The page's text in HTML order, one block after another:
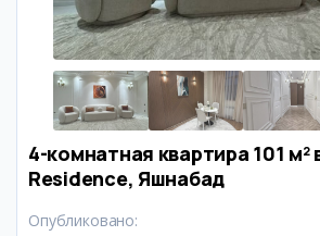
4-комнатная квартира 101
Residence, Яшнабад
Опубликовано: